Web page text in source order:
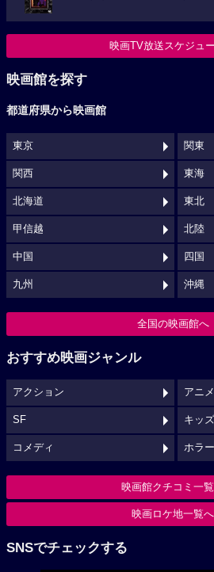
映画TV放送スケジュ
映画館を探す
都道府県から映画館
東京 関東
関西 東海
北海道 東北
甲信越 北陸
中国 四国
九州 沖縄
全国の映画館へ
おすすめ映画ジャンル
アクション アニ
SF キッズ
コメディ ホラー
映画館クチコミ一
映画ロケ地一覧へ
SNSでチェックする